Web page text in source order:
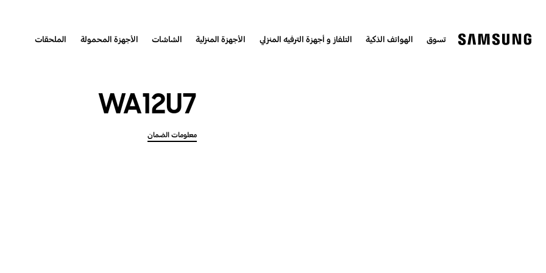
تسوق الهواتف الذكية التلفاز و أجهزة الترفيه المنزلي الأجهزة المنزلية الشاشات الأجهزة المحمولة الملحقات
WA12U7
معلومات الضمان